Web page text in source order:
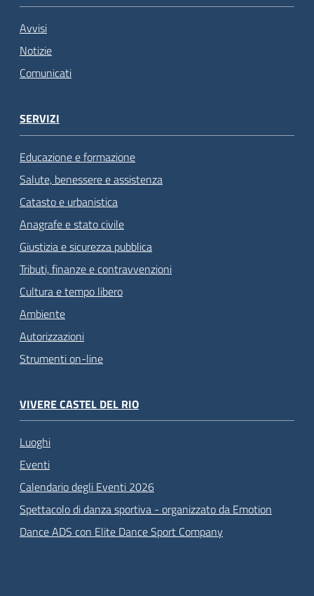
Avvisi
Notizie
Comunicati
SERVIZI
Educazione e formazione
Salute, benessere e assistenza
Catasto e urbanistica
Anagrafe e stato civile
Giustizia e sicurezza pubblica
Tributi, finanze e contravvenzioni
Cultura e tempo libero
Ambiente
Autorizzazioni
Strumenti on-line
VIVERE CASTEL DEL RIO
Luoghi
Eventi
Calendario degli Eventi 2026
Spettacolo di danza sportiva - organizzato da Emotion
Dance ADS con Elite Dance Sport Company